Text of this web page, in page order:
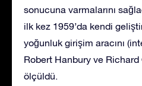
sonucuna varmalarını
ilk kez 1959’da kendi
yoğunluk girişim aracını
Robert Hanbury ve Richard
ölçüldü.